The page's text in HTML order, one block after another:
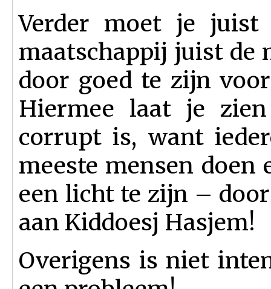
Verder moet je
maatschappij juist de
door goed te zijn
Hiermee laat je
corrupt is, want
meeste mensen
een licht te zijn –
aan Kiddoesj Hasjem!
Overigens is niet